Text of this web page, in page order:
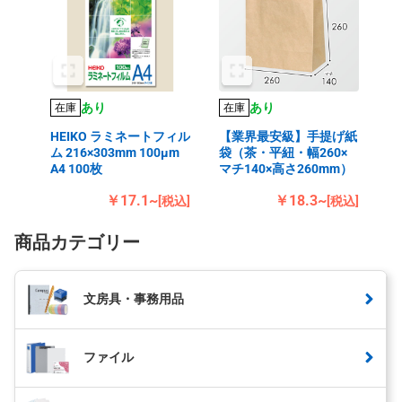
在庫 あり
HEIKO ラミネートフィル
ム 216×303mm 100μm
A4 100枚
￥17.1~[税込]
在庫 あり
【業界最安級】手提げ紙
袋（茶・平紐・幅260×
マチ140×高さ260mm）
￥18.3~[税込]
商品カテゴリー
文房具・事務用品
ファイル